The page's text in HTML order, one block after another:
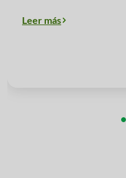
Leer más